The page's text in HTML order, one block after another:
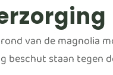
van de magnolia
beschut staan tegen